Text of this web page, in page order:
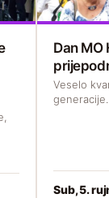
Dan MO
Veselo
generacije.
Sub, 5.